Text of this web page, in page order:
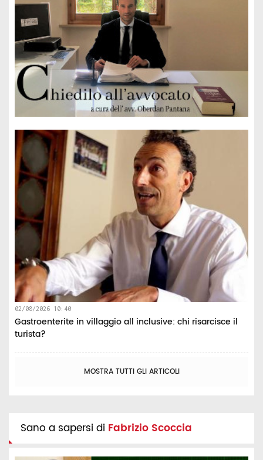
02/08/2026 10:40
Gastroenterite in villaggio all inclusive: chi risarcisce il
turista?
MOSTRA TUTTI GLI ARTICOLI
Sano a sapersi di Fabrizio Scoccia